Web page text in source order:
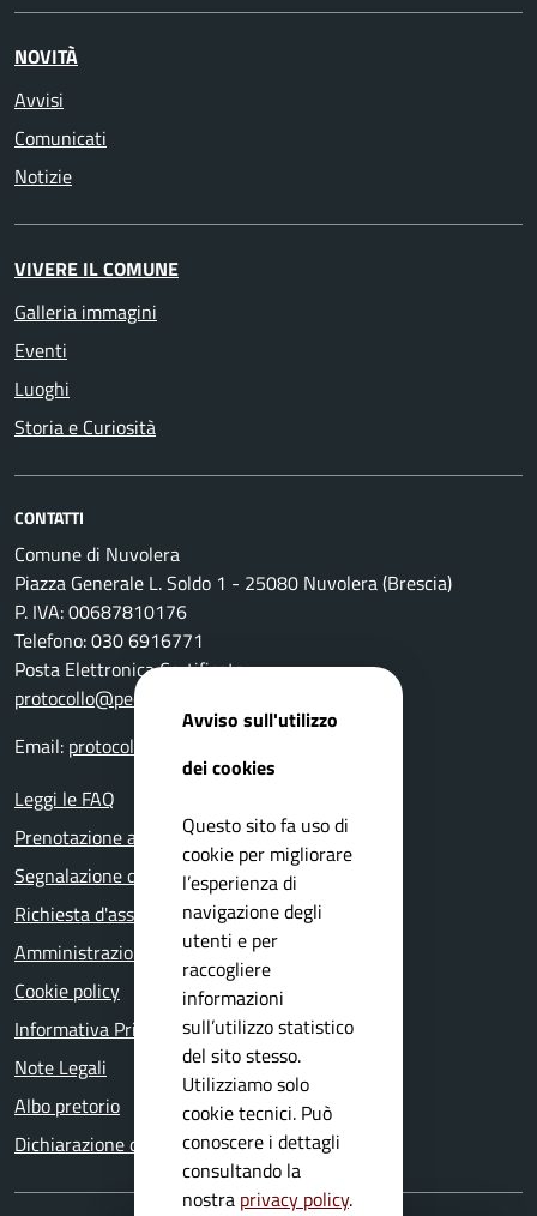
NOVITÀ
Avvisi
Comunicati
Notizie
VIVERE IL COMUNE
Galleria immagini
Eventi
Luoghi
Storia e Curiosità
CONTATTI
Comune di Nuvolera
Piazza Generale L. Soldo 1 - 25080 Nuvolera (Brescia)
P. IVA: 00687810176
Telefono: 030 6916771
Posta Elettronica Certificata:
protocollo@pec.comune.nuvolera.bs.it
Email: protocollo@comune.nuvolera.bs.it
Leggi le FAQ
Prenotazione appuntamento
Segnalazione disservizio
Richiesta d'assistenza
Amministrazione trasparente
Cookie policy
Informativa Privacy
Note Legali
Albo pretorio
Dichiarazione di accessibilità
Avviso sull'utilizzo
dei cookies
Questo sito fa uso di
cookie per migliorare
l’esperienza di
navigazione degli
utenti e per
raccogliere
informazioni
sull’utilizzo statistico
del sito stesso.
Utilizziamo solo
cookie tecnici. Può
conoscere i dettagli
consultando la
nostra privacy policy.